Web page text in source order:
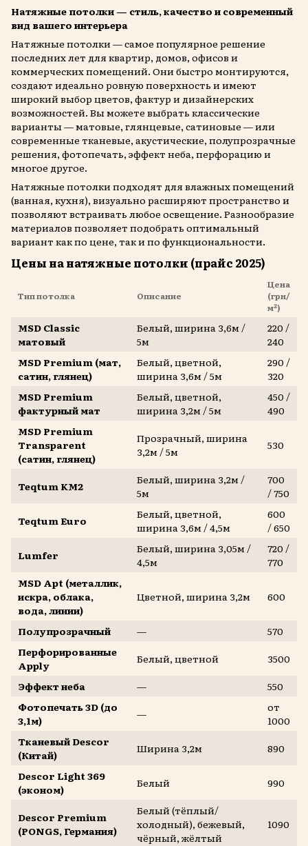
Натяжные потолки — стиль, качество и современный
вид вашего интерьера
Натяжные потолки — самое популярное решение
последних лет для квартир, домов, офисов и
коммерческих помещений. Они быстро монтируются,
создают идеально ровную поверхность и имеют
широкий выбор цветов, фактур и дизайнерских
возможностей. Вы можете выбрать классические
варианты — матовые, глянцевые, сатиновые — или
современные тканевые, акустические, полупрозрачные
решения, фотопечать, эффект неба, перфорацию и
многое другое.
Натяжные потолки подходят для влажных помещений
(ванная, кухня), визуально расширяют пространство и
позволяют встраивать любое освещение. Разнообразие
материалов позволяет подобрать оптимальный
вариант как по цене, так и по функциональности.
Цены на натяжные потолки (прайс 2025)
Тип потолка Описание
Цена
(грн/
м²)
MSD Classic
матовый
Белый, ширина 3,6м /
5м
220 /
240
MSD Premium (мат,
сатин, глянец)
Белый, цветной,
ширина 3,6м / 5м
290 /
320
MSD Premium
фактурный мат
Белый, цветной,
ширина 3,2м / 5м
450 /
490
MSD Premium
Transparent
(сатин, глянец)
Прозрачный, ширина
3,2м / 5м
530
Teqtum KM2
Белый, ширина 3,2м /
5м
700
/ 750
Teqtum Euro
Белый, цветной,
ширина 3,6м / 4,5м
600
/ 650
Lumfer
Белый, ширина 3,05м /
4,5м
720 /
770
MSD Apt (металлик,
искра, облака,
вода, линии)
Цветной, ширина 3,2м 600
Полупрозрачный —
570
Перфорированные
Apply
Белый, цветной
3500
Эффект неба
—
550
Фотопечать 3D (до
3,1м)
—
от
1000
Тканевый Descor
(Китай)
Ширина 3,2м
890
Descor Light 369
(эконом)
Белый 990
Descor Premium
(PONGS, Германия)
Белый (тёплый/
холодный), бежевый,
чёрный, жёлтый
1090